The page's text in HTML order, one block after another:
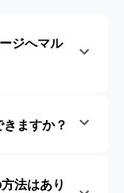
ジへマル
ますか？
法はあり